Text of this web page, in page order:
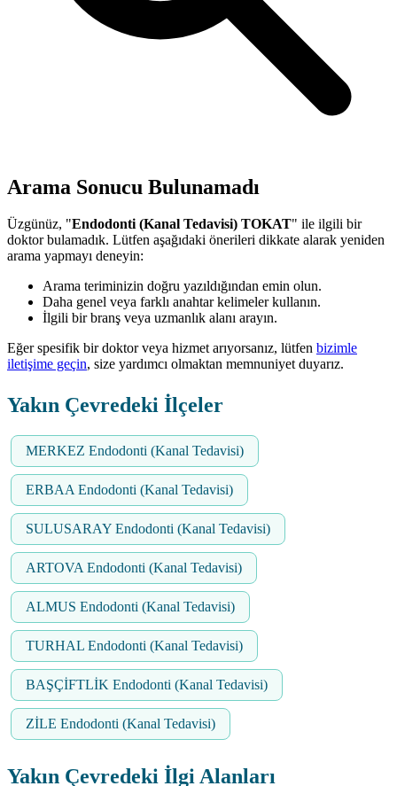
Arama Sonucu Bulunamadı
Üzgünüz, "Endodonti (Kanal Tedavisi) TOKAT" ile ilgili bir
doktor bulamadık. Lütfen aşağıdaki önerileri dikkate alarak yeniden
arama yapmayı deneyin:
Arama teriminizin doğru yazıldığından emin olun.
Daha genel veya farklı anahtar kelimeler kullanın.
İlgili bir branş veya uzmanlık alanı arayın.
Eğer spesifik bir doktor veya hizmet arıyorsanız, lütfen bizimle
iletişime geçin, size yardımcı olmaktan memnuniyet duyarız.
Yakın Çevredeki İlçeler
MERKEZ Endodonti (Kanal Tedavisi)
ERBAA Endodonti (Kanal Tedavisi)
SULUSARAY Endodonti (Kanal Tedavisi)
ARTOVA Endodonti (Kanal Tedavisi)
ALMUS Endodonti (Kanal Tedavisi)
TURHAL Endodonti (Kanal Tedavisi)
BAŞÇİFTLİK Endodonti (Kanal Tedavisi)
ZİLE Endodonti (Kanal Tedavisi)
Yakın Çevredeki İlgi Alanları